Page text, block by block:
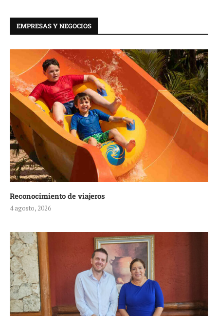
EMPRESAS Y NEGOCIOS
Reconocimiento de viajeros
4 agosto, 2026